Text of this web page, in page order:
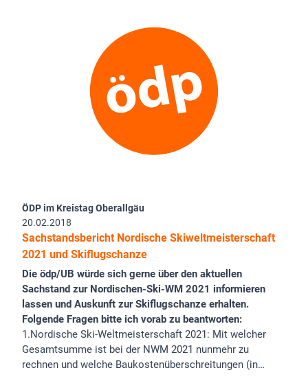
ÖDP im Kreistag Oberallgäu
20.02.2018
Sachstandsbericht Nordische Skiweltmeisterschaft
2021 und Skiflugschanze
Die ödp/UB würde sich gerne über den aktuellen
Sachstand zur Nordischen-Ski-WM 2021 informieren
lassen und Auskunft zur Skiflugschanze erhalten.
Folgende Fragen bitte ich vorab zu beantworten:
1.Nordische Ski-Weltmeisterschaft 2021: Mit welcher
Gesamtsumme ist bei der NWM 2021 nunmehr zu
rechnen und welche Baukostenüberschreitungen (in…